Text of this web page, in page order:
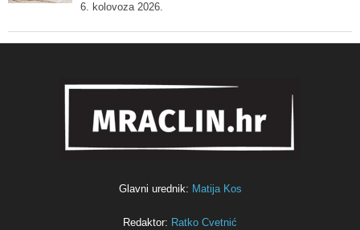
6. kolovoza 2026.
Glavni urednik: Matija Kos
Redaktor: Ratko Cvetnić